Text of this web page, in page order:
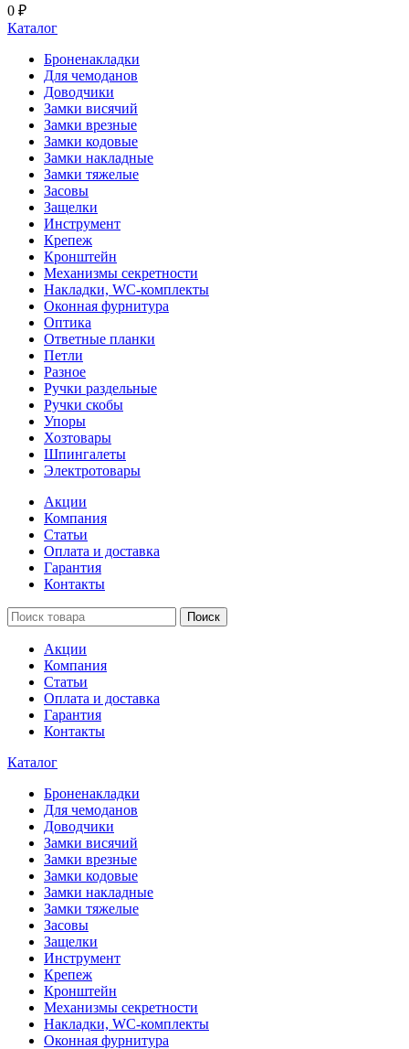
0 ₽
Каталог
Броненакладки
Для чемоданов
Доводчики
Замки висячий
Замки врезные
Замки кодовые
Замки накладные
Замки тяжелые
Засовы
Защелки
Инструмент
Крепеж
Кронштейн
Механизмы секретности
Накладки, WC-комплекты
Оконная фурнитура
Оптика
Ответные планки
Петли
Разное
Ручки раздельные
Ручки скобы
Упоры
Хозтовары
Шпингалеты
Электротовары
Акции
Компания
Статьи
Оплата и доставка
Гарантия
Контакты
Поиск
Акции
Компания
Статьи
Оплата и доставка
Гарантия
Контакты
Каталог
Броненакладки
Для чемоданов
Доводчики
Замки висячий
Замки врезные
Замки кодовые
Замки накладные
Замки тяжелые
Засовы
Защелки
Инструмент
Крепеж
Кронштейн
Механизмы секретности
Накладки, WC-комплекты
Оконная фурнитура